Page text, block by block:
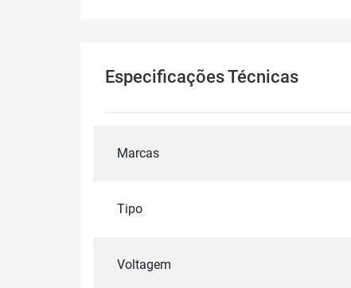
Especificações Técnicas
Marcas
Tipo
Voltagem